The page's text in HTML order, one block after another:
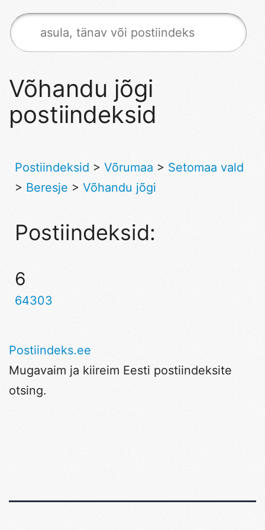
Võhandu jõgi
postiindeksid
Postiindeksid > Võrumaa > Setomaa vald
> Beresje > Võhandu jõgi
Postiindeksid:
6
64303
Postiindeks.ee
Mugavaim ja kiireim Eesti postiindeksite
otsing.